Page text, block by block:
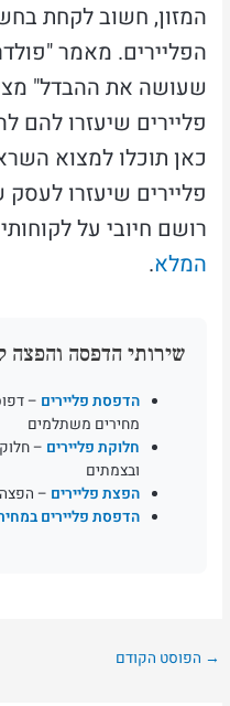
המזון, חשוב לקחת
הפליירים. מאמר
שעושה את ההבדל"
פליירים שיעזרו להם
כאן תוכלו למצוא
פליירים שיעזרו
רושם חיובי על
המלא.
שירותי הדפסה והפצה
הדפסת פליירים –
מחירים משתלמים
חלוקת פליירים –
ובצמתים
הפצת פליירים –
הדפסת פליירים
→ הפוסט הקודם